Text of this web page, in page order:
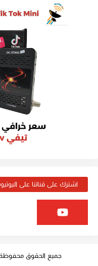
اشترك على قناتنا على
جميع الحقوق